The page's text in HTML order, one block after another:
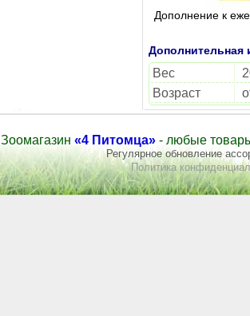
Дополнение к
Дополнительная
Вес
Возраст
Зоомагазин «4 Питомца» - любые
Регулярное обновление
Политика